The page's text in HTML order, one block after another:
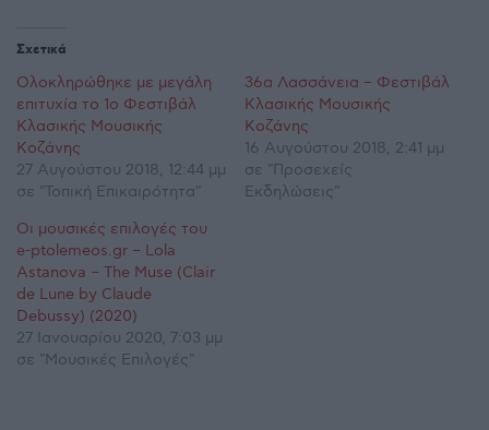
Σχετικά
Ολοκληρώθηκε με μεγάλη
επιτυχία το 1ο Φεστιβάλ
Κλασικής Μουσικής
Κοζάνης
27 Αυγούστου 2018, 12:44 μμ
σε "Τοπική Επικαιρότητα"
36α Λασσάνεια – Φεστιβάλ
Κλασικής Μουσικής
Κοζάνης
16 Αυγούστου 2018, 2:41 μμ
σε "Προσεχείς
Εκδηλώσεις"
Οι μουσικές επιλογές του
e-ptolemeos.gr – Lola
Astanova – The Muse (Clair
de Lune by Claude
Debussy) (2020)
27 Ιανουαρίου 2020, 7:03 μμ
σε "Μουσικές Επιλογές"